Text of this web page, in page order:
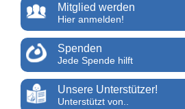
Mitglied werden
Hier anmelden!
Spenden
Jede Spende hilft
Unsere Unterstützer!
Unterstützt von..